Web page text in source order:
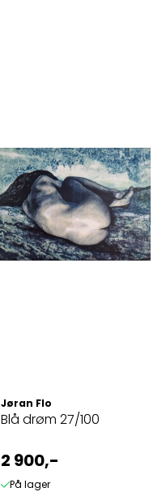
Jøran Flo
Blå drøm 27/100
2 900,-
På lager